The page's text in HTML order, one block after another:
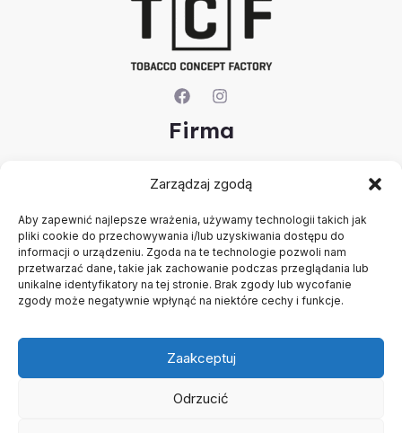
Zarządzaj zgodą
Aby zapewnić najlepsze wrażenia, używamy technologii takich jak
pliki cookie do przechowywania i/lub uzyskiwania dostępu do
informacji o urządzeniu. Zgoda na te technologie pozwoli nam
przetwarzać dane, takie jak zachowanie podczas przeglądania lub
unikalne identyfikatory na tej stronie. Brak zgody lub wycofanie
zgody może negatywnie wpłynąć na niektóre cechy i funkcje.
Zaakceptuj
Odrzucić
Firma
Kontakt
Konto
Polityka prywatności
Regulamin
Copyright © 2026 B2B - Panel Hurtowy - TCF - Tobacco